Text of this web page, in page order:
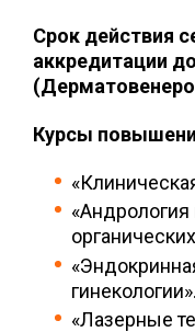
Срок действия
аккредитации
Курсы
«Андрология
гинекологии».
«Лазерные